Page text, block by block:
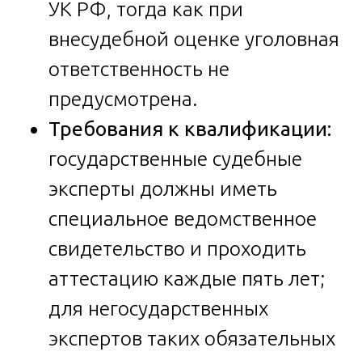
УК РФ, тогда как при
внесудебной оценке уголовная
ответственность не
предусмотрена.
Требования к квалификации:
государственные судебные
эксперты должны иметь
специальное ведомственное
свидетельство и проходить
аттестацию каждые пять лет;
для негосударственных
экспертов таких обязательных